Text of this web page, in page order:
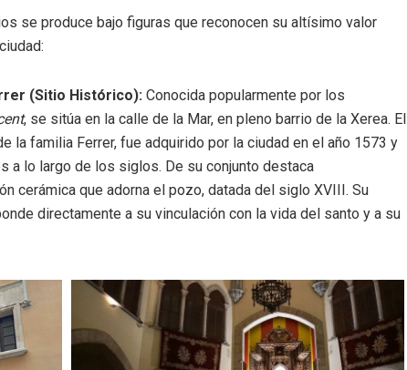
se produce bajo figuras que reconocen su altísimo valor
(Sitio Histórico): Conocida popularmente por los
, se sitúa en la calle de la Mar, en pleno barrio de la Xerea. El
la familia Ferrer, fue adquirido por la ciudad en el año 1573 y
a lo largo de los siglos. De su conjunto destaca
cerámica que adorna el pozo, datada del siglo XVIII.Su
directamente a su vinculación con la vida del santo y a su